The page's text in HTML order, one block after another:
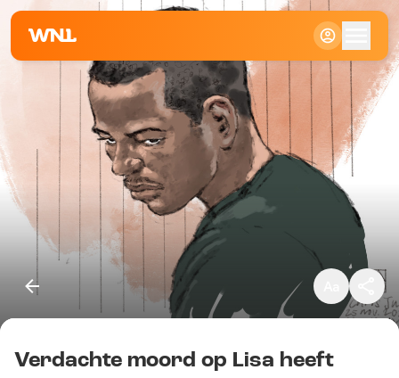
Kopieer link
Verdachte moord op Lisa heeft